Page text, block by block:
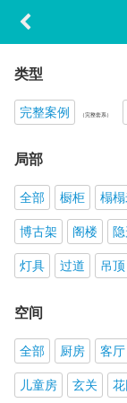
类型
完整案例 （完整套系）
局部
全部 橱柜 榻
博古架
阁楼
灯具
过道 吊顶
空间
全部 厨房 客厅
儿童房
玄关